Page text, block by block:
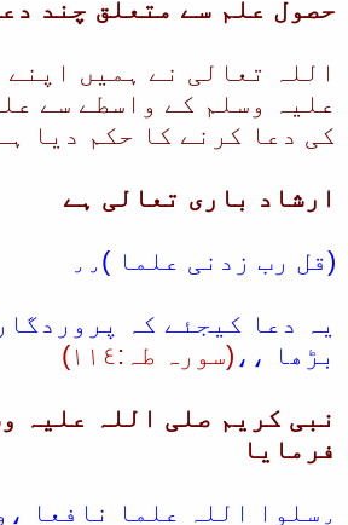
حصول علم سے متعلق چند
اللہ تعالی نے ہمیں اپنے
علیہ وسلم کے واسطے سے
کی دعا کرنے کا حکم دیا
ارشاد باری تعالی ہے
(قل رب زدنی علما )٫٫
یہ دعا کیجئے کہ
بڑھا ،، (سورہ طہ:١١٤)
نبی کریم صلی اللہ علیہ
فرمایا
٫سلوا اللہ علما نافعا